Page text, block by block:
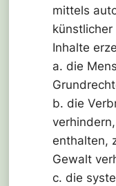
mittels
Inhalte
a. die
b. die
enthalten,
Gewalt
c. die